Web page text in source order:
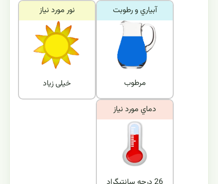
نور مورد نياز
خیلی زیاد
آبياري و رطوبت
مرطوب
دماي مورد نياز